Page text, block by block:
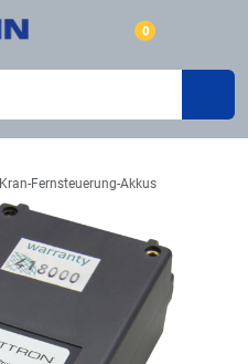
0
Kran-Fernsteuerung-Akkus